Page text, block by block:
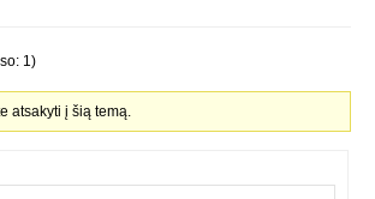
1)
atsakyti į šią temą.